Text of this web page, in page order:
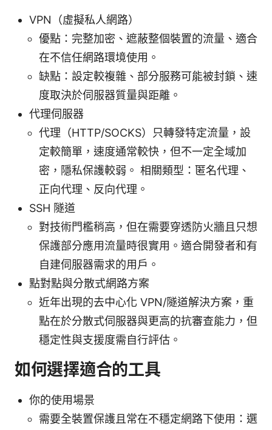
VPN（虛擬私人網路）
優點：完整加密、遮蔽整個裝置的流量、適合
在不信任網路環境使用。
缺點：設定較複雜、部分服務可能被封鎖、速
度取決於伺服器質量與距離。
代理伺服器
代理（HTTP/SOCKS）只轉發特定流量，設
定較簡單，速度通常較快，但不一定全域加
密，隱私保護較弱。 相關類型：匿名代理、
正向代理、反向代理。
SSH 隧道
對技術門檻稍高，但在需要穿透防火牆且只想
保護部分應用流量時很實用。適合開發者和有
自建伺服器需求的用戶。
點對點與分散式網路方案
近年出現的去中心化 VPN/隧道解決方案，重
點在於分散式伺服器與更高的抗審查能力，但
穩定性與支援度需自行評估。
如何選擇適合的工具
你的使用場景
需要全裝置保護且常在不穩定網路下使用：選